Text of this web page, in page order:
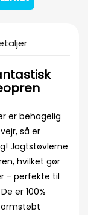
er behagelig
så er
Jagtstøvlerne
hvilket gør
- perfekte til
er 100%